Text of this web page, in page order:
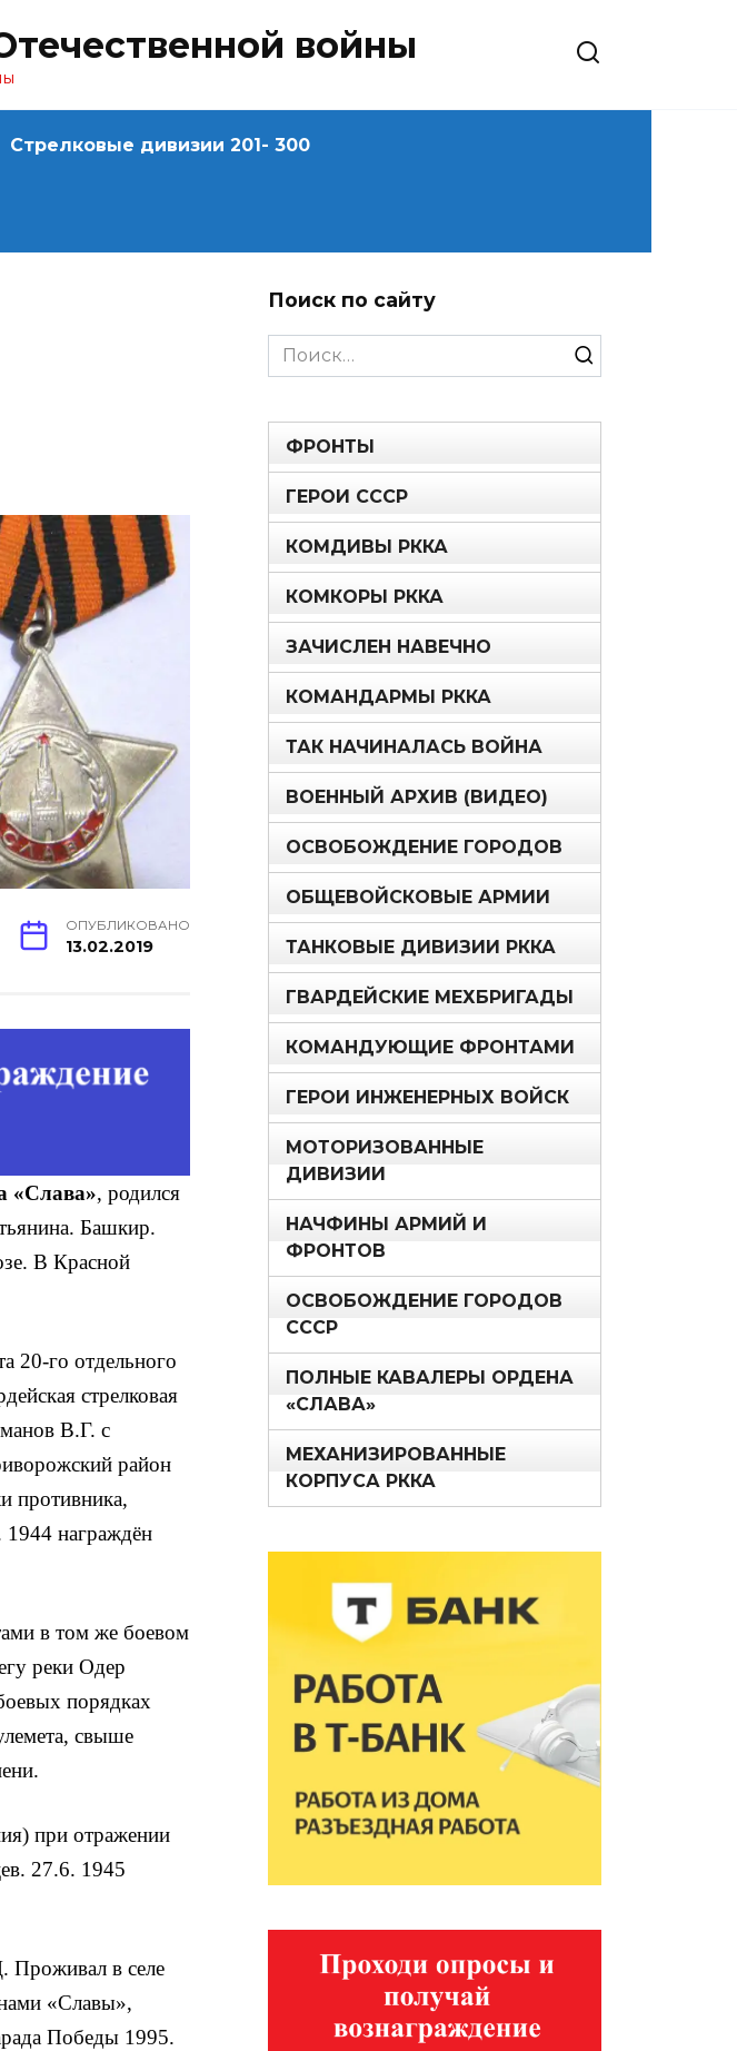
войны
Стрелковые дивизии 201- 300
ОПУБЛИКОВАНО
13.02.2019
«Слава», родился
Башкир.
В Красной
20-го отдельного
стрелковая
В.Г. с
район
противника,
1944 награждён
в том же боевом
реки Одер
порядках
свыше
при отражении
27.6. 1945
Проживал в селе
«Славы»,
Победы 1995.
Поиск по сайту
Search
for:
ФРОНТЫ
ГЕРОИ СССР
КОМДИВЫ РККА
КОМКОРЫ РККА
ЗАЧИСЛЕН НАВЕЧНО
КОМАНДАРМЫ РККА
ТАК НАЧИНАЛАСЬ ВОЙНА
ВОЕННЫЙ АРХИВ (ВИДЕО)
ОСВОБОЖДЕНИЕ ГОРОДОВ
ОБЩЕВОЙСКОВЫЕ АРМИИ
ТАНКОВЫЕ ДИВИЗИИ РККА
ГВАРДЕЙСКИЕ МЕХБРИГАДЫ
КОМАНДУЮЩИЕ ФРОНТАМИ
ГЕРОИ ИНЖЕНЕРНЫХ ВОЙСК
МОТОРИЗОВАННЫЕ
ДИВИЗИИ
НАЧФИНЫ АРМИЙ И
ФРОНТОВ
ОСВОБОЖДЕНИЕ ГОРОДОВ
СССР
ПОЛНЫЕ КАВАЛЕРЫ ОРДЕНА
«СЛАВА»
МЕХАНИЗИРОВАННЫЕ
КОРПУСА РККА